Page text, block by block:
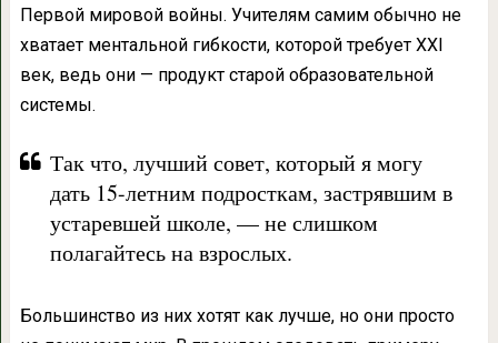
Первой мировой войны. Учителям самим обычно не
хватает ментальной гибкости, которой требует XXI
век, ведь они — продукт старой образовательной
системы.
Так что, лучший совет, который я могу
дать 15-летним подросткам, застрявшим в
устаревшей школе, — не слишком
полагайтесь на взрослых.
Большинство из них хотят как лучше, но они просто